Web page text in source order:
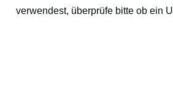
verwendest, überprüfe bitte ob ein